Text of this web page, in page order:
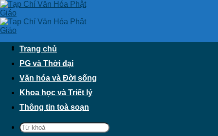
Skip
to
content
Trang chủ
PG và Thời đại
Văn hóa và Đời sống
Khoa học và Triết lý
Thông tin toà soạn